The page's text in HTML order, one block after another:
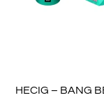
HECIG – BANG